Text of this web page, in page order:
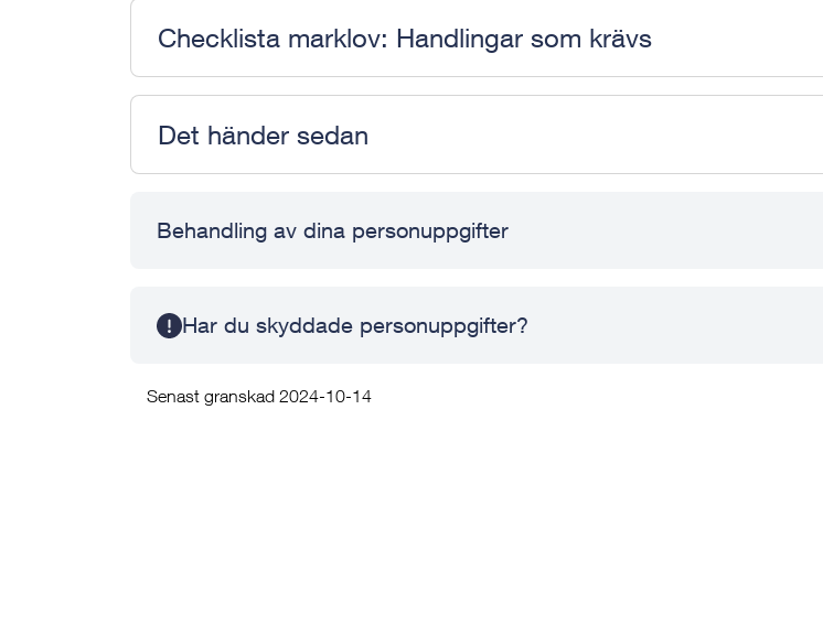
Checklista marklov: Handlingar som krävs
Det händer sedan
Behandling av dina personuppgifter
Har du skyddade personuppgifter?
Senast granskad 2024-10-14